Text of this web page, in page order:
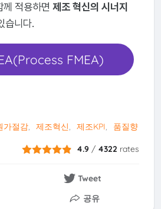
적용하면 제조 혁신의 시너지
습니다.
FMEA)
가절감 제조혁신 제조KPI
품질향
4.9 / 4322 rates
Tweet
공유